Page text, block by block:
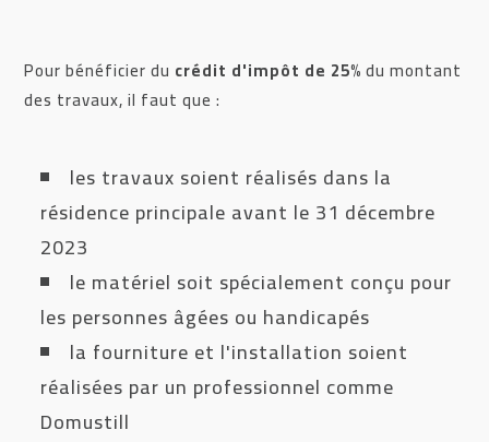
Pour bénéficier du crédit d'impôt de 25%du montant
des travaux, il faut que :
les travaux soient réalisés dans la
résidence principale avant le 31 décembre
2023
le matériel soit spécialement conçu pour
les personnes âgées ou handicapés
la fourniture et l'installation soient
réalisées par un professionnel comme
Domustill